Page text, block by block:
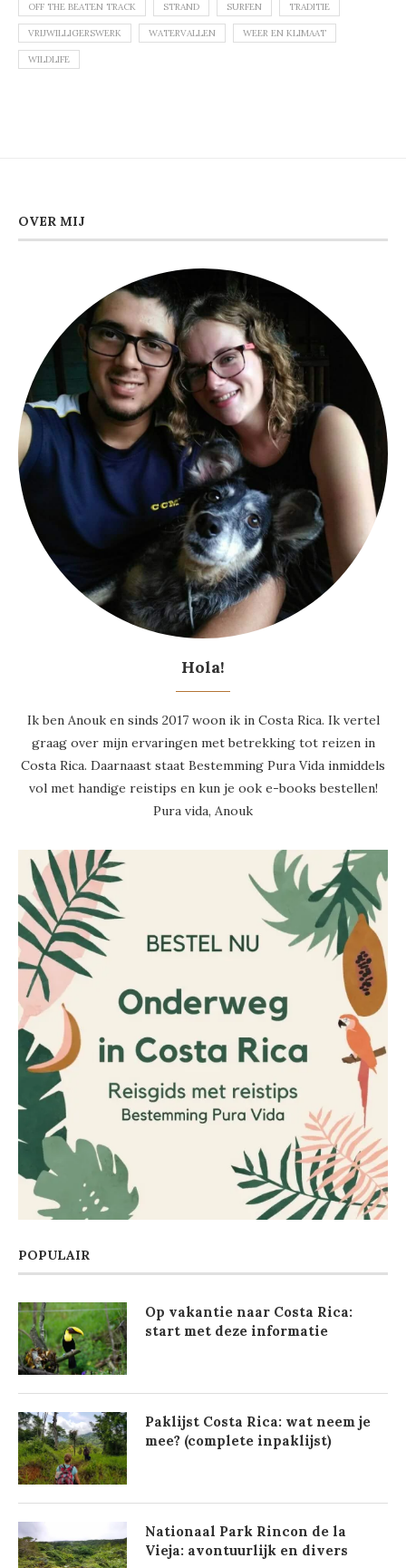
OFF THE BEATEN TRACK STRAND SURFEN TRADITIE
VRIJWILLIGERSWERK WATERVALLEN WEER EN KLIMAAT
WILDLIFE
OVER MIJ
Hola!
Ik ben Anouk en sinds 2017 woon ik in Costa Rica. Ik vertel
graag over mijn ervaringen met betrekking tot reizen in
Costa Rica. Daarnaast staat Bestemming Pura Vida inmiddels
vol met handige reistips en kun je ook e-books bestellen!
Pura vida, Anouk
POPULAIR
Op vakantie naar Costa Rica:
start met deze informatie
Paklijst Costa Rica: wat neem je
mee? (complete inpaklijst)
Nationaal Park Rincon de la
Vieja: avontuurlijk en divers